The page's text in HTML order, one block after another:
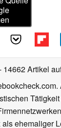
14662 Artikel
ehemaliger